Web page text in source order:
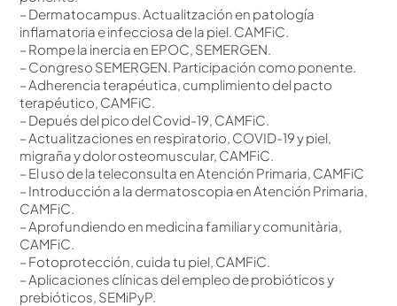
– Dermatocampus. Actualitzación en patología
inflamatoria e infecciosa de la piel. CAMFiC.
– Rompe la inercia en EPOC, SEMERGEN.
– Congreso SEMERGEN. Participación como ponente.
– Adherencia terapéutica, cumplimiento del pacto
terapéutico, CAMFiC.
– Depués del pico del Covid-19, CAMFiC.
– Actualitzaciones en respiratorio, COVID-19 y piel,
migraña y dolor osteomuscular, CAMFiC.
– El uso de la teleconsulta en Atención Primaria, CAMFiC
– Introducción a la dermatoscopia en Atención Primaria,
CAMFiC.
– Aprofundiendo en medicina familiar y comunitària,
CAMFiC.
– Fotoprotección, cuida tu piel, CAMFiC.
– Aplicaciones clínicas del empleo de probióticos y
prebióticos, SEMiPyP.